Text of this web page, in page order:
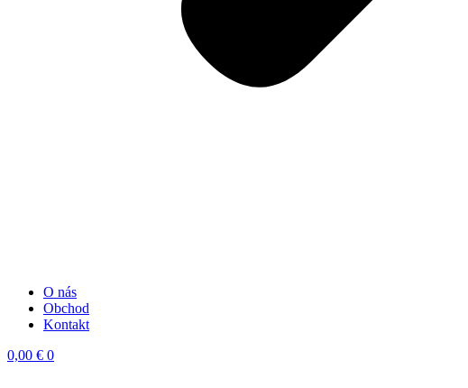
O nás
Obchod
Kontakt
0,00 € 0